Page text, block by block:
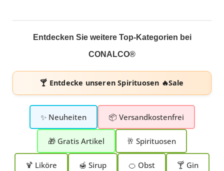
Entdecken Sie weitere Top-Kategorien bei
CONALCO®
🍸 Entdecke unserenSpirituosen 🔥Sale
✨ Neuheiten 📦 Versandkostenfrei
🎁 Gratis Artikel 🥂 Spirituosen
🍹 Liköre 🍯 Sirup 🍊 Obst 🍸 Gin